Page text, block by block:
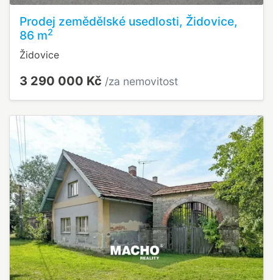
Prodej zemědělské usedlosti, Židovice,
86 m2
Židovice
3 290 000 Kč /za nemovitost